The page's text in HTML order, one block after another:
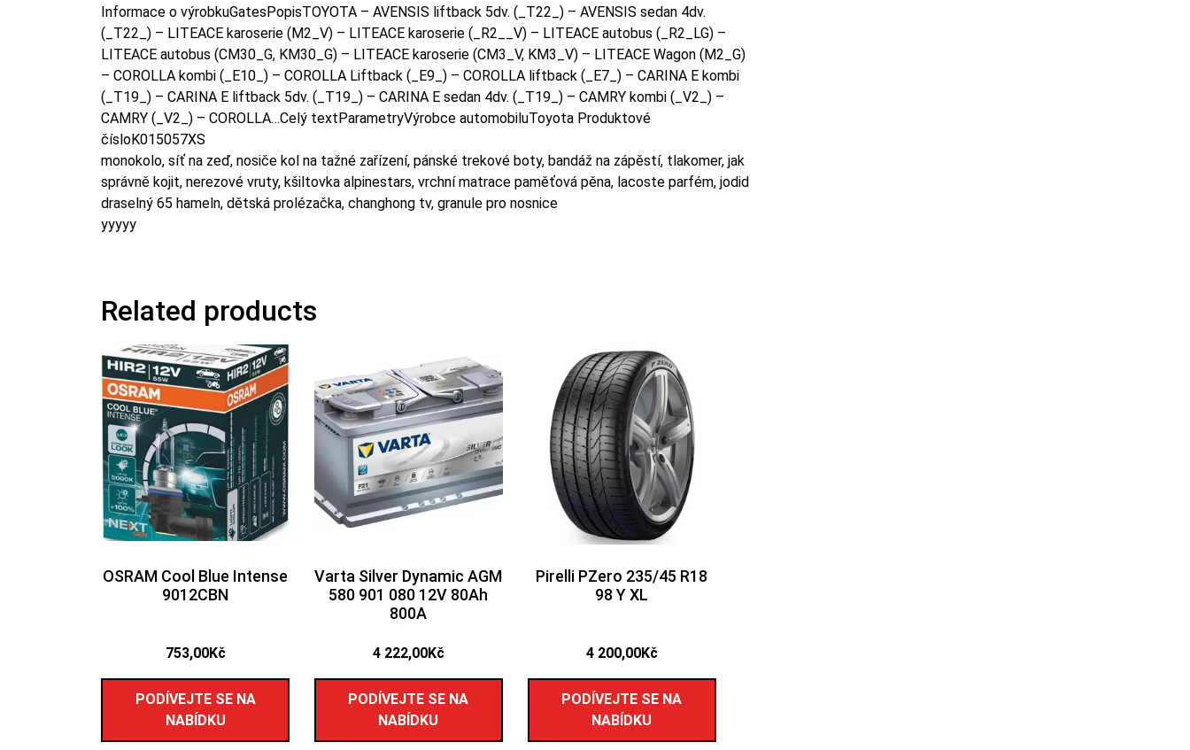
Informace o výrobkuGatesPopisTOYOTA – AVENSIS liftback 5dv. (_T22_) – AVENSIS sedan 4dv.
(_T22_) – LITEACE karoserie (M2_V) – LITEACE karoserie (_R2__V) – LITEACE autobus (_R2_LG) –
LITEACE autobus (CM30_G, KM30_G) – LITEACE karoserie (CM3_V, KM3_V) – LITEACE Wagon (M2_G)
– COROLLA kombi (_E10_) – COROLLA Liftback (_E9_) – COROLLA liftback (_E7_) – CARINA E kombi
(_T19_) – CARINA E liftback 5dv. (_T19_) – CARINA E sedan 4dv. (_T19_) – CAMRY kombi (_V2_) –
CAMRY (_V2_) – COROLLA…Celý textParametryVýrobce automobiluToyota Produktové
čísloK015057XS
monokolo, síť na zeď, nosiče kol na tažné zařízení, pánské trekové boty, bandáž na zápěstí, tlakomer, jak
správně kojit, nerezové vruty, kšiltovka alpinestars, vrchní matrace paměťová pěna, lacoste parfém, jodid
draselný 65 hameln, dětská prolézačka, changhong tv, granule pro nosnice
yyyyy
Related products
OSRAM Cool Blue Intense
9012CBN
753,00Kč
PODÍVEJTE SE NA
NABÍDKU
Varta Silver Dynamic AGM
580 901 080 12V 80Ah
800A
4 222,00Kč
PODÍVEJTE SE NA
NABÍDKU
Pirelli PZero 235/45 R18
98 Y XL
4 200,00Kč
PODÍVEJTE SE NA
NABÍDKU